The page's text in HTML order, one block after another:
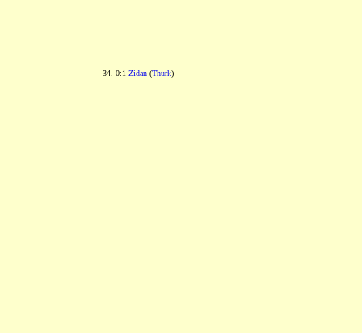
34. 0:1 Zidan (Thurk)